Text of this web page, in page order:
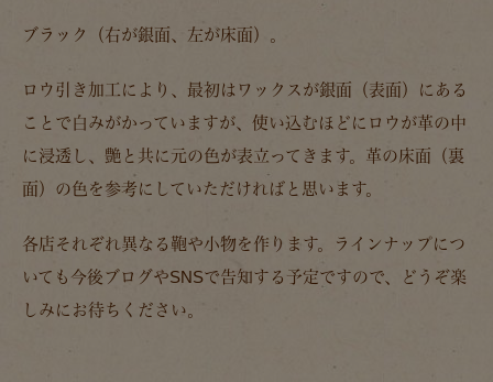
ブラック（右が銀面、左が床面）。
ロウ引き加工により、最初はワックスが銀面（表面）にある
ことで白みがかっていますが、使い込むほどにロウが革の中
に浸透し、艶と共に元の色が表立ってきます。革の床面（裏
面）の色を参考にしていただければと思います。
各店それぞれ異なる鞄や小物を作ります。ラインナップにつ
いても今後ブログやSNSで告知する予定ですので、どうぞ楽
しみにお待ちください。